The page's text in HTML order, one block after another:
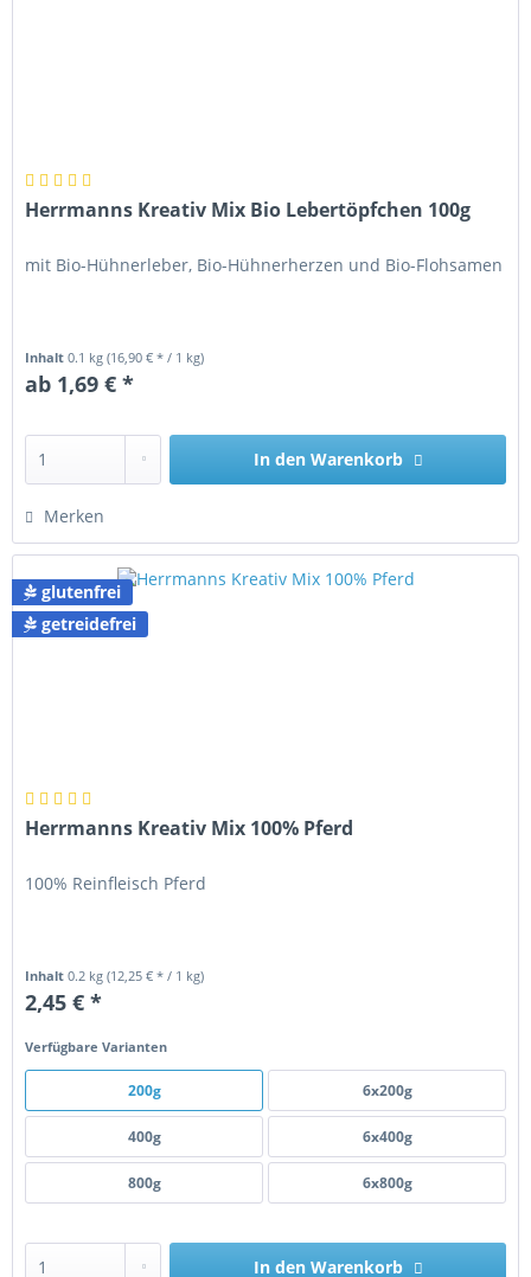
Herrmanns Kreativ Mix Bio Lebertöpfchen 100g
mit Bio-Hühnerleber, Bio-Hühnerherzen und Bio-Flohsamen
Inhalt0.1 kg(16,90 € * / 1 kg)
ab 1,69 € *
In den Warenkorb
Merken
glutenfrei
getreidefrei
Herrmanns Kreativ Mix 100% Pferd
100% Reinfleisch Pferd
Inhalt0.2 kg(12,25 € * / 1 kg)
2,45 € *
Verfügbare Varianten
200g 6x200g
400g 6x400g
800g 6x800g
In den Warenkorb